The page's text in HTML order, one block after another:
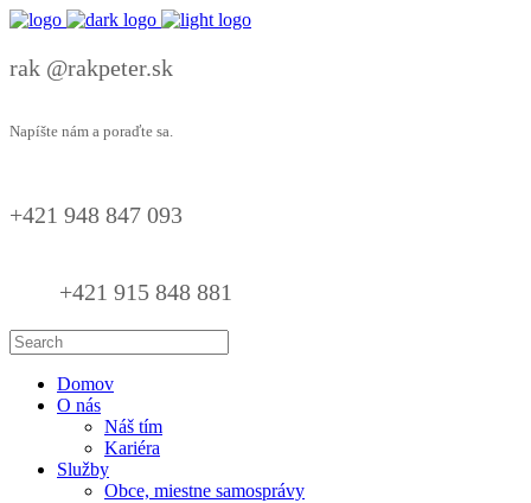
rak @rakpeter.sk
Napíšte nám a poraďte sa.
+421 948 847 093
+421 915 848 881
Domov
O nás
Náš tím
Kariéra
Služby
Obce, miestne samosprávy